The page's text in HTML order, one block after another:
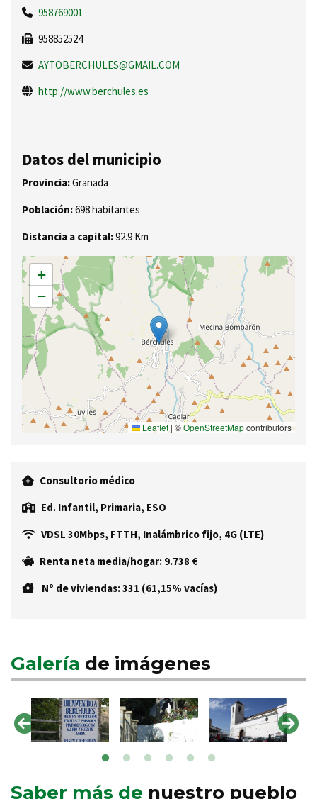
958769001
958852524
AYTOBERCHULES@GMAIL.COM
http://www.berchules.es
Datos del municipio
Provincia:Granada
Población:698 habitantes
Distancia a capital:92.9 Km
+
−
Leaflet | ©OpenStreetMapcontributors
Consultorio médico
Ed. Infantil, Primaria, ESO
VDSL 30Mbps, FTTH, Inalámbrico fijo, 4G (LTE)
Renta neta media/hogar: 9.738 €
Nº de viviendas: 331 (61,15% vacías)
Galería de imágenes
Saber más de nuestro pueblo